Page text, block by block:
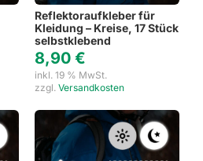
Reflektoraufkleber für
Kleidung – Kreise, 17 Stück
selbstklebend
8,90 €
inkl. 19 % MwSt.
zzgl. Versandkosten